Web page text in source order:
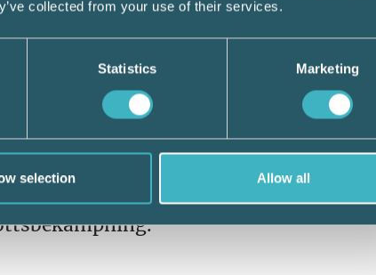
collected from your use of their services.
Statistics Marketing
selection Allow all
som ansöker om a-kassa
fick ersättning.
Reglerna utgör ett
att förbättra möjligheterna att